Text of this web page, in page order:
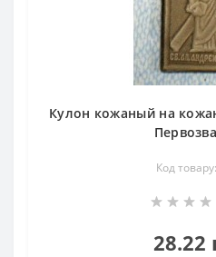
Кулон кожаный на
Код
28.22